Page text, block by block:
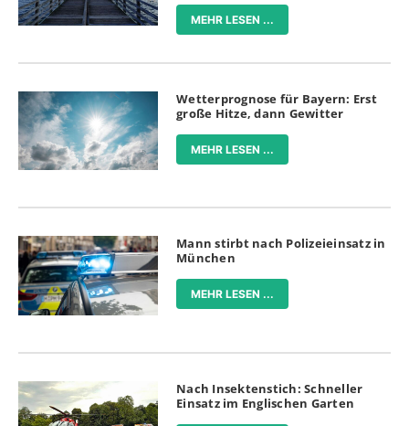
MEHR LESEN ...
Wetterprognose für Bayern: Erst
große Hitze, dann Gewitter
MEHR LESEN ...
Mann stirbt nach Polizeieinsatz in
München
MEHR LESEN ...
Nach Insektenstich: Schneller
Einsatz im Englischen Garten